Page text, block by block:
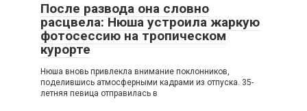
После развода она словно
расцвела: Нюша устроила жаркую
фотосессию на тропическом
курорте
Нюша вновь привлекла внимание поклонников,
поделившись атмосферными кадрами из отпуска. 35-
летняя певица отправилась в